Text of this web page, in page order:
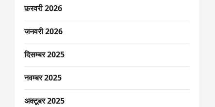
फ़रवरी 2026
जनवरी 2026
दिसम्बर 2025
नवम्बर 2025
अक्टूबर 2025